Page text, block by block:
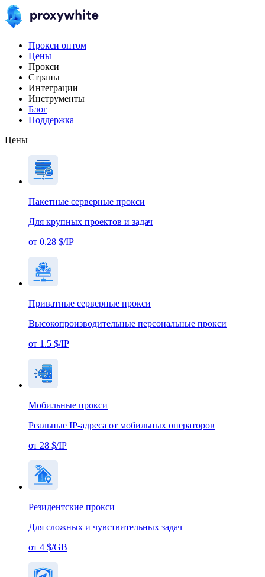
Прокси оптом
Цены
Прокси
Страны
Интеграции
Инструменты
Блог
Поддержка
Цены
Пакетные серверные прокси
Для крупных проектов и задач
от 0.28 $/IP
Приватные серверные прокси
Высокопроизводительные персональные прокси
от 1.5 $/IP
Мобильные прокси
Реальные IP-адреса от мобильных операторов
от 28 $/IP
Резидентские прокси
Для сложных и чувствительных задач
от 4 $/GB